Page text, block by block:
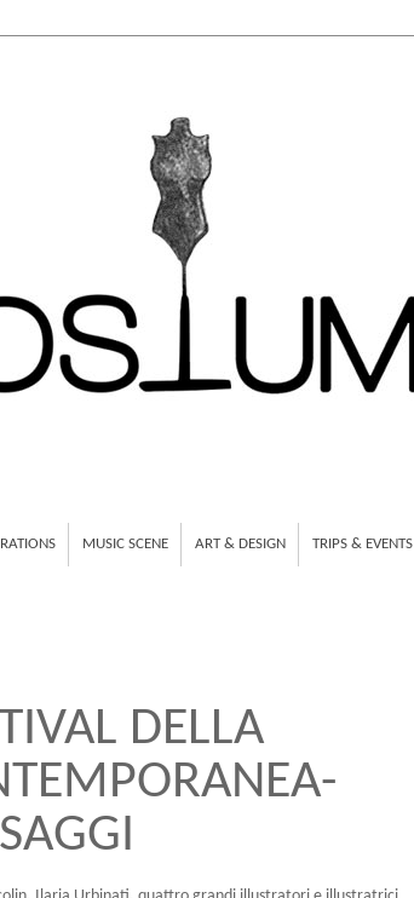
MUSIC SCENE ART & DESIGN TRIPS & EVENTS
DELLA